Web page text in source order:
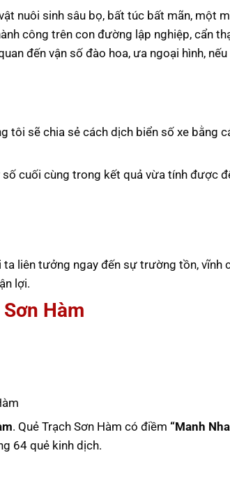
nuôi sinh sâu bọ, bất túc bất mãn, một
công trên con đường lập nghiệp, cẩn
đến vận số đào hoa, ưa ngoại hình,
tôi sẽ chia sẻ cách dịch biển số xe bằng
cuối cùng trong kết quả vừa tính được
liên tưởng ngay đến sự trường tồn, vĩnh
lợi.
Hàm
. Quẻ Trạch Sơn Hàm có điềm “Manh
64 quẻ kinh dịch.